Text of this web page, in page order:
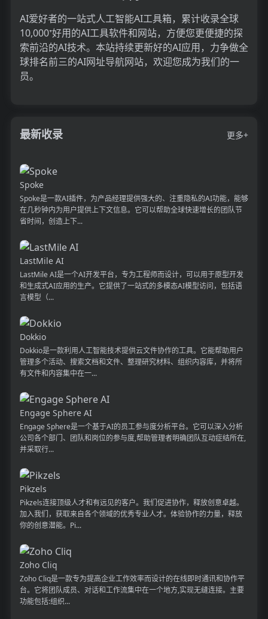
AI爱好者的一站式人工智能AI工具箱，累计收录全球
10,000⁺好用的AI工具软件和网站，方便您更便捷的探
索前沿的AI技术。本站持续更新好的AI应用，力争做全
球排名前三的AI网址导航网站，欢迎您成为我们的一
员。
最新收录 更多+
Spoke
Spoke是一款AI插件，为产品经理提供强大的、注重隐私的AI功能，能够
在几秒钟内为用户提供上下文信息。它可以帮助全球快速增长的团队节
省时间，创造上下...
LastMile AI
LastMile AI是一个AI开发平台，专为工程师而设计，可以用于原型开发
和生成式AI应用的生产。它提供了一站式的多模态AI模型访问，包括语
言模型（...
Dokkio
Dokkio是一款利用人工智能技术提供云文件协作的工具。它能帮助用户
管理多个活动、搜索文档和文件、整理研究材料、组织内容库，并将所
有文件和内容集中在一...
Engage Sphere AI
Engage Sphere是一个基于AI的员工参与度分析平台。它可以深入分析
公司各个部门、团队和岗位的参与度,帮助管理者明确团队互动症结所在,
并采取行...
Pikzels
Pikzels连接顶级人才和有远见的客户。我们促进协作，释放创意卓越。
加入我们，获取来自各个领域的优秀专业人才。体验协作的力量，释放
你的创意潜能。Pi...
Zoho Cliq
Zoho Cliq是一款专为提高企业工作效率而设计的在线即时通讯和协作平
台。它将团队成员、对话和工作流集中在一个地方,实现无缝连接。主要
功能包括:组织...